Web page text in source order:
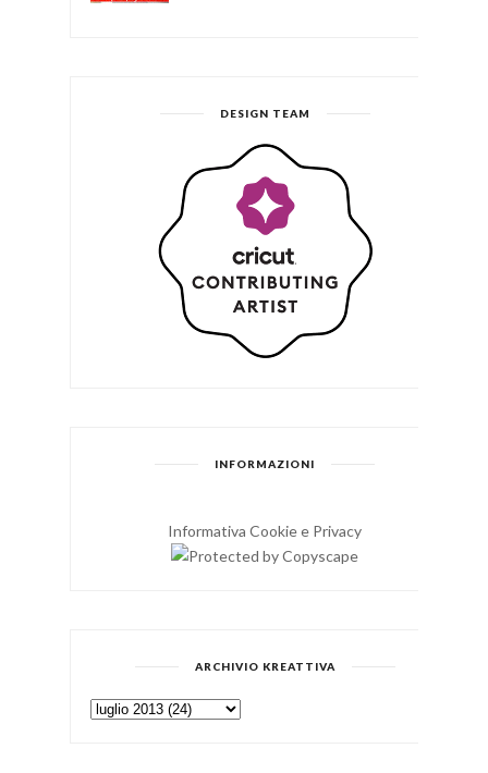
DESIGN TEAM
INFORMAZIONI
Informativa Cookie e Privacy
ARCHIVIO KREATTIVA